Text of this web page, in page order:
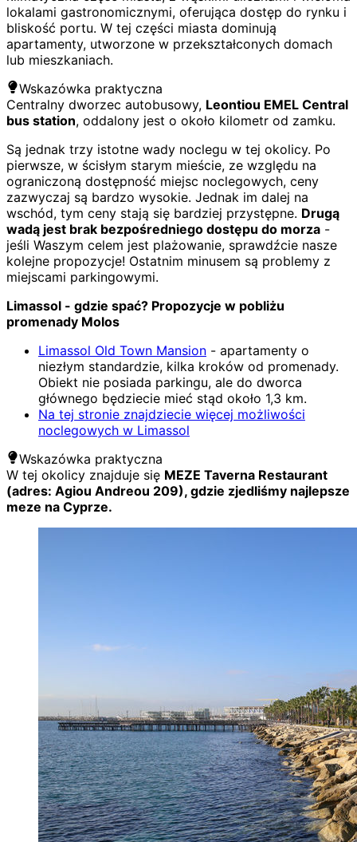
lokalami gastronomicznymi, oferująca dostęp do rynku i
bliskość portu. W tej części miasta dominują
apartamenty, utworzone w przekształconych domach
lub mieszkaniach.
Wskazówka praktyczna
Centralny dworzec autobusowy, Leontiou EMEL Central
bus station, oddalony jest o około kilometr od zamku.
Są jednak trzy istotne wady noclegu w tej okolicy. Po
pierwsze, w ścisłym starym mieście, ze względu na
ograniczoną dostępność miejsc noclegowych, ceny
zazwyczaj są bardzo wysokie. Jednak im dalej na
wschód, tym ceny stają się bardziej przystępne. Drugą
wadą jest brak bezpośredniego dostępu do morza -
jeśli Waszym celem jest plażowanie, sprawdźcie nasze
kolejne propozycje! Ostatnim minusem są problemy z
miejscami parkingowymi.
Limassol - gdzie spać? Propozycje w pobliżu
promenady Molos
Limassol Old Town Mansion - apartamenty o
niezłym standardzie, kilka kroków od promenady.
Obiekt nie posiada parkingu, ale do dworca
głównego będziecie mieć stąd około 1,3 km.
Na tej stronie znajdziecie więcej możliwości
noclegowych w Limassol
Wskazówka praktyczna
W tej okolicy znajduje się MEZE Taverna Restaurant
(adres: Agiou Andreou 209), gdzie zjedliśmy najlepsze
meze na Cyprze.